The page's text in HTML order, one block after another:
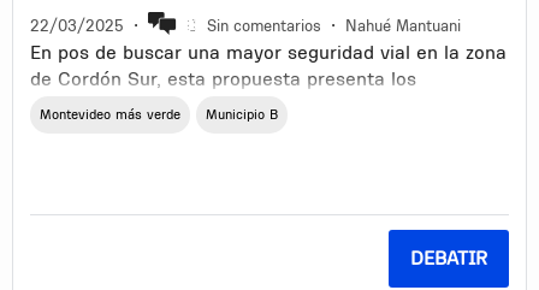
22/03/2025 • Sin comentarios • Nahué Mantuani
En pos de buscar una mayor seguridad vial en la zona
de Cordón Sur, esta propuesta presenta los
siguientes beneficios de extender los cruces
Mayor visibilidad de los peatones y conductores al momento de
Montevideo más verde Municipio B
DEBATIR